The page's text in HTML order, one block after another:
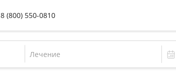
8 (800) 550-0810
Лечение